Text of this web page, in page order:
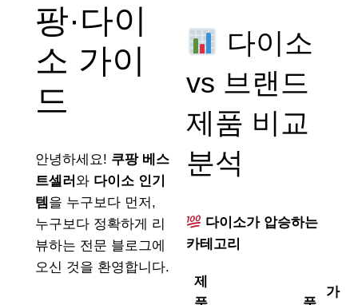
팡·다이
소 가이
드
안녕하세요! 쿠팡 베스
트셀러 와 다이소 인기
템 을 누구보다 먼저,
누구보다 정확하게 리
뷰하는 전문 블로그에
오신 것을 환영합니다.
다이소
vs 브랜드
제품 비교
분석
다이소가 압승하는
카테고리
제
가